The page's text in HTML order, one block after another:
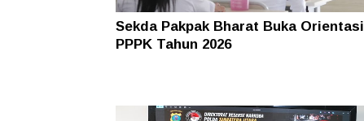
Sekda Pakpak Bharat Buka Orientasi
PPPK Tahun 2026